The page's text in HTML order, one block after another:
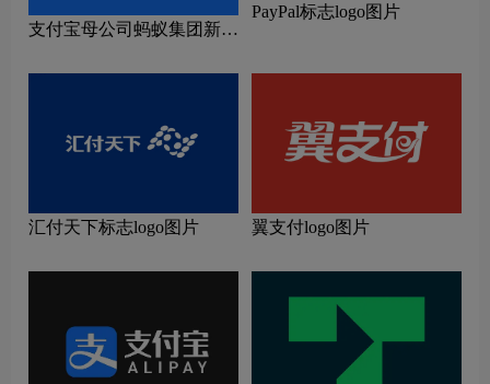
支付宝母公司蚂蚁集团新
PayPal标志logo图片
汇付天下标志logo图片 翼支付logo图片